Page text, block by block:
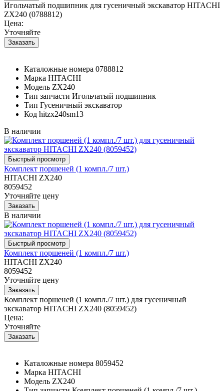
Игольчатый подшипник для гусеничный экскаватор HITACHI
ZX240 (0788812)
Цена:
Уточняйте
Каталожные номера 0788812
Марка HITACHI
Модель ZX240
Тип запчасти Игольчатый подшипник
Тип Гусеничный экскаватор
Код hitzx240sm13
В наличии
Комплект поршеней (1 компл./7 шт.)
HITACHI ZX240
8059452
Уточняйте цену
В наличии
Комплект поршеней (1 компл./7 шт.)
HITACHI ZX240
8059452
Уточняйте цену
Комплект поршеней (1 компл./7 шт.) для гусеничный
экскаватор HITACHI ZX240 (8059452)
Цена:
Уточняйте
Каталожные номера 8059452
Марка HITACHI
Модель ZX240